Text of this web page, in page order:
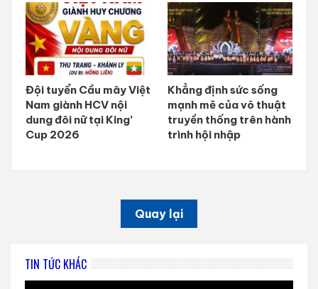
Đội tuyển Cầu mây Việt
Nam giành HCV nội
dung đôi nữ tại King’
Cup 2026
Khẳng định sức sống
mạnh mẽ của võ thuật
truyền thống trên hành
trình hội nhập
Quay lại
TIN TỨC KHÁC